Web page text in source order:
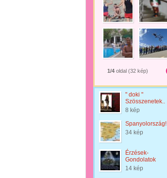
1/4 oldal (32 kép)
" doki "
Szösszenetek..
8 kép
Spanyolország!
34 kép
Érzések-
Gondolatok
14 kép